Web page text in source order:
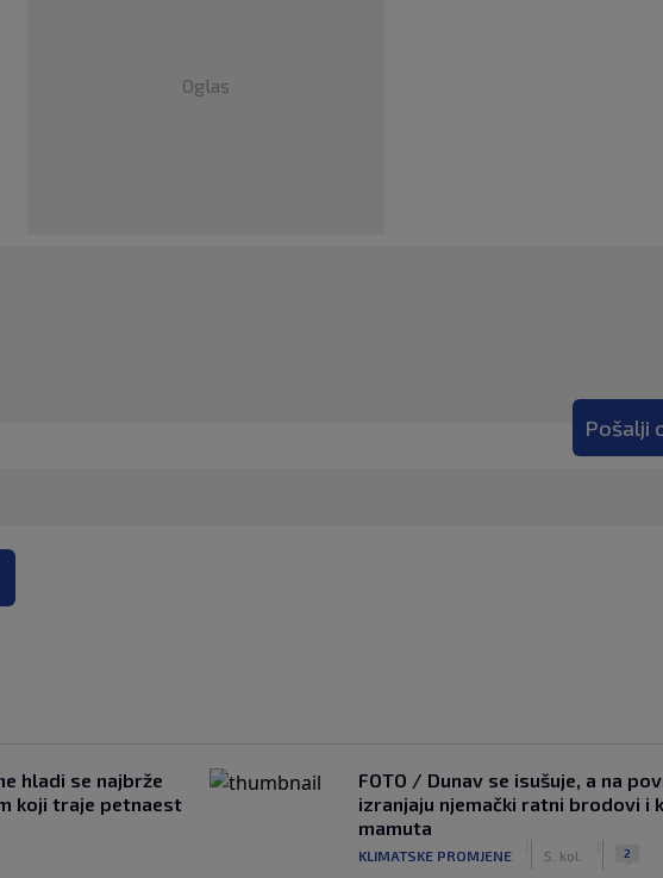
Oglas
Pošalji
hladi se najbrže
koji traje petnaest
FOTO / Dunav se isušuje, a na
izranjaju njemački ratni brodovi i
mamuta
KLIMATSKE PROMJENE 5. kol. 2